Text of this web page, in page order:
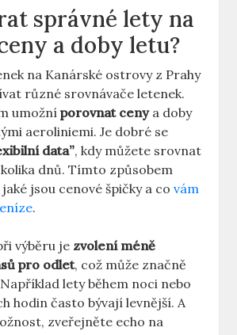
správné lety na
a doby letu?
na Kanárské ostrovy z Prahy
různé srovnávače letenek.
umožníporovnat cenya doby
aeroliniemi. Je dobré se
data”, kdy můžete srovnat
dnů. Tímto způsobem
jsou cenové špičky a covám
.
výběru je zvolení méně
pro odlet, což může značně
lety během noci nebo
hodin často bývají levnější. A
zveřejněte echo na